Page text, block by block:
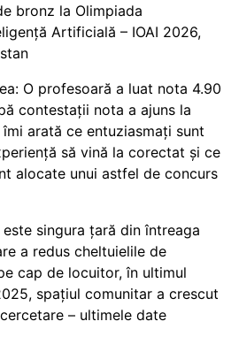
bronz la Olimpiada
Artificială – IOAI 2026,
O profesoară a luat nota 4.90
contestații nota a ajuns la
arată ce entuziasmați sunt
să vină la corectat și ce
alocate unui astfel de concurs
este singura țară din întreaga
a redus cheltuielile de
cap de locuitor, în ultimul
spațiul comunitar a crescut
– ultimele date